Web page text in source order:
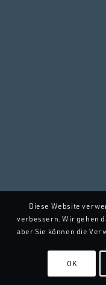
Diese Website
verbessern. Wir gehen
aber Sie können die
OK